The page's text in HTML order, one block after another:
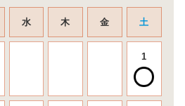
水 木 金 土
1